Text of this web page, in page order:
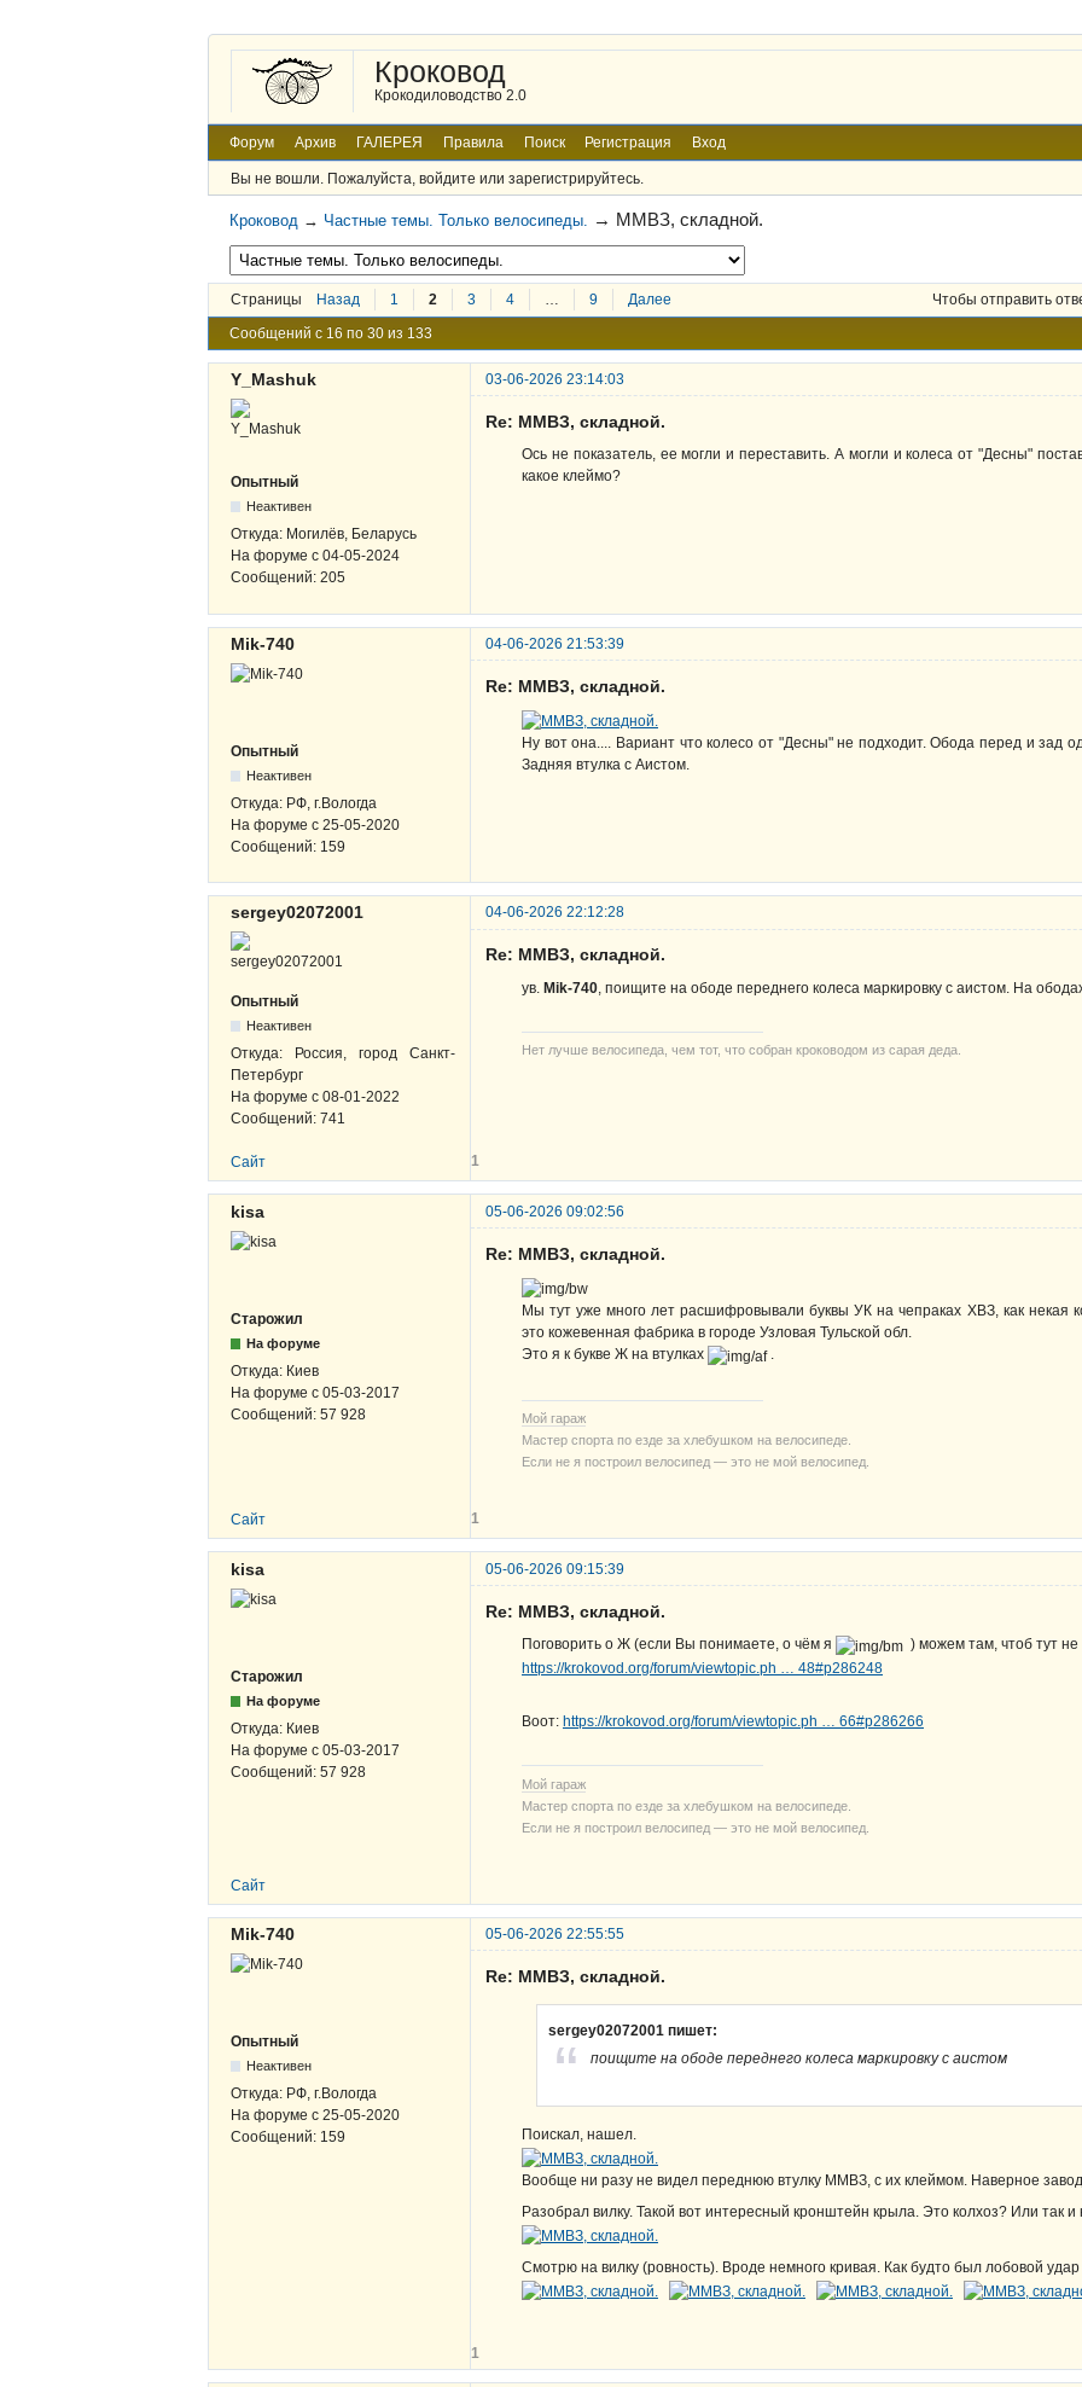
Кроковод
Крокодиловодство 2.0
Форум Архив ГАЛЕРЕЯ Правила Поиск Регистрация Вход
Вы не вошли. Пожалуйста, войдите или зарегистрируйтесь.
Кроковод → Частные темы. Только велосипеды. → ММВЗ, складной.
Страницы Назад 1 2 3 4 … 9 Далее
Чтобы отправить
Сообщений с 16 по 30 из 133
Y_Mashuk 03-06-2026 23:14:03
Опытный
Неактивен
Откуда: Могилёв, Беларусь
На форуме с 04-05-2024
Сообщений: 205
Re: ММВЗ, складной.
Ось не показатель, ее могли и переставить. А могли и колеса от "Десны"
какое клеймо?
Mik-740 04-06-2026 21:53:39
Опытный
Неактивен
Откуда: РФ, г.Вологда
На форуме с 25-05-2020
Сообщений: 159
Re: ММВЗ, складной.
Ну вот она.... Вариант что колесо от "Десны" не подходит. Обода перед и зад
Задняя втулка с Аистом.
sergey02072001 04-06-2026 22:12:28
Опытный
Неактивен
Откуда:
Россия, город Санкт-
Петербург
На форуме с 08-01-2022
Сообщений: 741
Re: ММВЗ, складной.
ув. Mik-740 , поищите на ободе переднего колеса маркировку с аистом. На
Нет лучше велосипеда, чем тот, что собран кроководом из сарая деда.
Сайт 1
kisa 05-06-2026 09:02:56
Старожил
На форуме
Откуда: Киев
На форуме с 05-03-2017
Сообщений: 57 928
Re: ММВЗ, складной.
Мы тут уже много лет расшифровывали буквы УК на чепраках ХВЗ, как некая
это кожевенная фабрика в городе Узловая Тульской обл.
Это я к букве Ж на втулках
.
Мой гараж
Мастер спорта по езде за хлебушком на велосипеде.
Если не я построил велосипед — это не мой велосипед.
Сайт 1
kisa 05-06-2026 09:15:39
Старожил
На форуме
Откуда: Киев
На форуме с 05-03-2017
Сообщений: 57 928
Re: ММВЗ, складной.
Поговорить о Ж (если Вы понимаете, о чём я
) можем там, чтоб тут
https://krokovod.org/forum/viewtopic.ph … 48#p286248
Воот: https://krokovod.org/forum/viewtopic.ph … 66#p286266
Мой гараж
Мастер спорта по езде за хлебушком на велосипеде.
Если не я построил велосипед — это не мой велосипед.
Сайт
Mik-740 05-06-2026 22:55:55
Опытный
Неактивен
Откуда: РФ, г.Вологда
На форуме с 25-05-2020
Сообщений: 159
Re: ММВЗ, складной.
sergey02072001 пишет:
поищите на ободе переднего колеса маркировку с аистом
Поискал, нашел.
Вообще ни разу не видел переднюю втулку ММВЗ, с их клеймом. Наверное
Разобрал вилку. Такой вот интересный кронштейн крыла. Это колхоз? Или так и
Смотрю на вилку (ровность). Вроде немного кривая. Как будто был лобовой
1